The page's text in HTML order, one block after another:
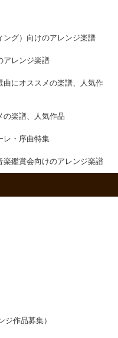
ング）向けのアレンジ楽譜
アレンジ楽譜
曲にオススメの楽譜、人気作
の楽譜、人気作品
レ・序曲特集
鑑賞会向けのアレンジ楽譜
作品募集）